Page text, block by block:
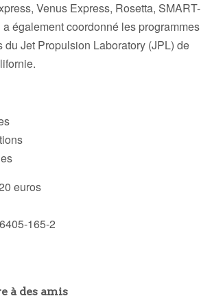
Venus Express, Rosetta, SMART-
a également coordonné les programmes
du Jet Propulsion Laboratory (JPL) de
euros
165-2
à des amis